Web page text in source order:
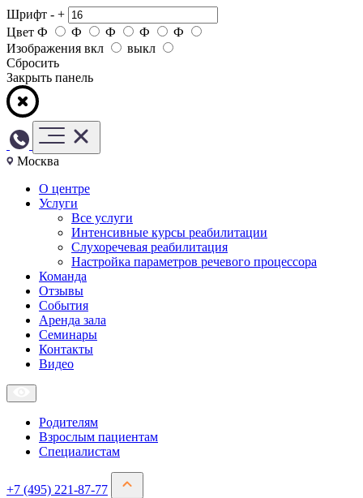
Шрифт - +
Цвет Ф Ф Ф Ф
Ф
Изображения вкл
выкл
Сбросить
Закрыть панель
Москва
О центре
Услуги
Все услуги
Интенсивные курсы реабилитации
Слухоречевая реабилитация
Настройка параметров речевого процессора
Команда
Отзывы
События
Аренда зала
Семинары
Контакты
Видео
Родителям
Взрослым пациентам
Специалистам
+7 (495) 221-87-77